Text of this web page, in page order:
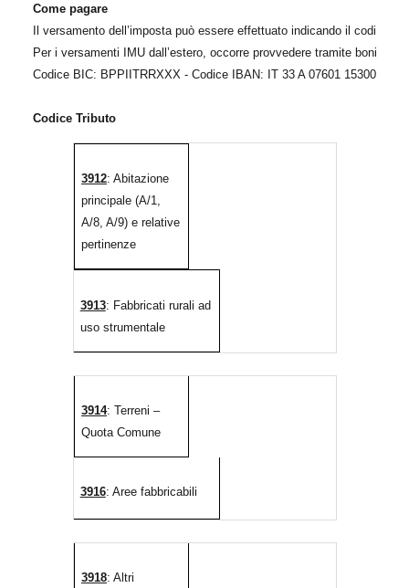
Come pagare
Il versamento dell’imposta può essere effettuato indicando il codice
Per i versamenti IMU dall’estero, occorre provvedere tramite bonifico
Codice BIC: BPPIITRRXXX - Codice IBAN: IT 33 A 07601 15300
Codice Tributo
3912: Abitazione
principale (A/1,
A/8, A/9) e relative
pertinenze
3913: Fabbricati rurali ad
uso strumentale
3914: Terreni –
Quota Comune
3916: Aree fabbricabili
3918: Altri